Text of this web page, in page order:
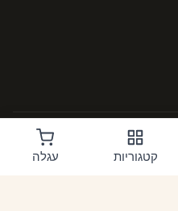
קטגוריות עגלה